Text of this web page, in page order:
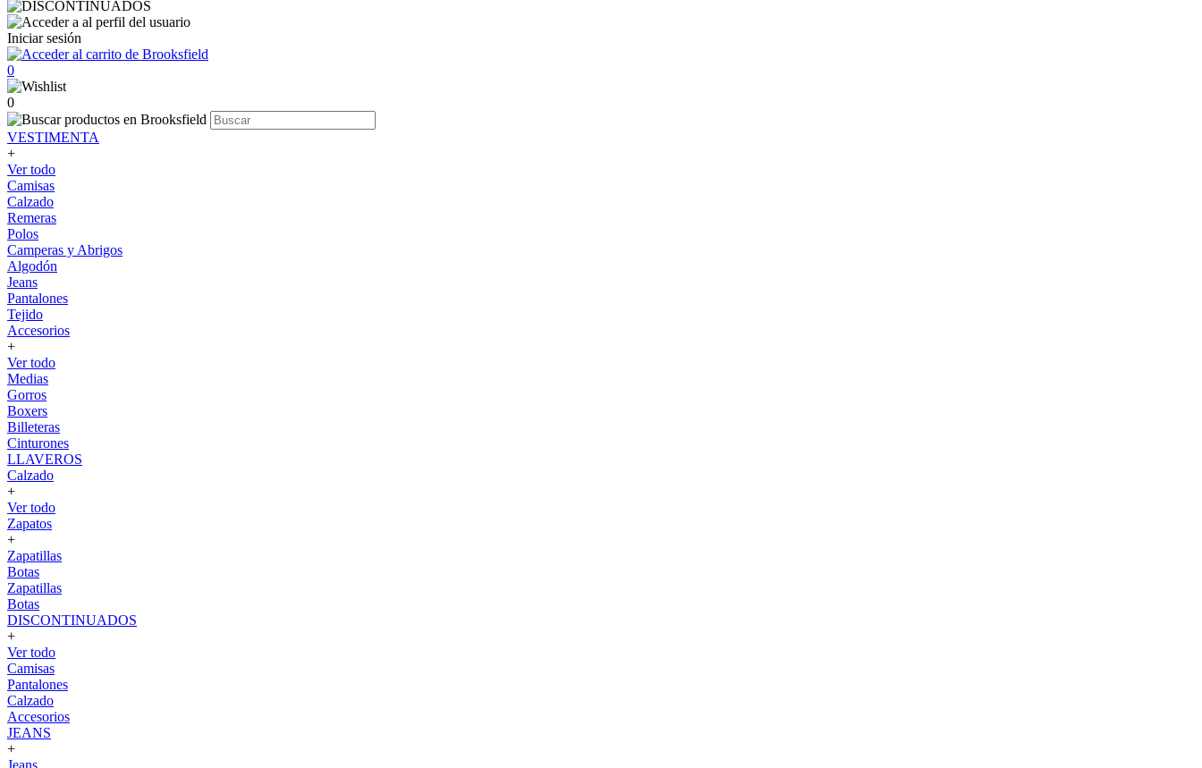
Iniciar sesión
0
0
VESTIMENTA
+
Ver todo
Camisas
Calzado
Remeras
Polos
Camperas y Abrigos
Algodón
Jeans
Pantalones
Tejido
Accesorios
+
Ver todo
Medias
Gorros
Boxers
Billeteras
Cinturones
LLAVEROS
Calzado
+
Ver todo
Zapatos
+
Zapatillas
Botas
Zapatillas
Botas
DISCONTINUADOS
+
Ver todo
Camisas
Pantalones
Calzado
Accesorios
JEANS
+
Jeans